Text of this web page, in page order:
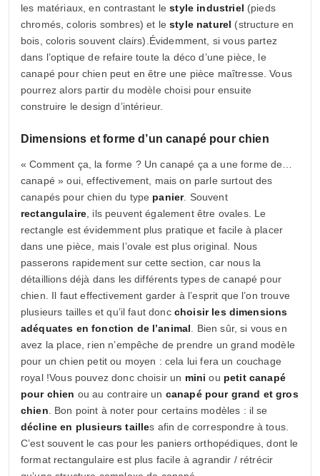
les matériaux, en contrastant lestyle industriel (pieds
chromés, coloris sombres) et lestyle naturel (structure en
bois, coloris souvent clairs).Évidemment, si vous partez
dans l’optique de refaire toute la déco d’une pièce, le
canapé pour chien peut en être une pièce maîtresse. Vous
pourrez alors partir du modèle choisi pour ensuite
construire le design d’intérieur.
Dimensions et forme d’un canapé pour chien
« Comment ça, la forme ? Un canapé ça a une forme de…
canapé » oui, effectivement, mais on parle surtout des
canapés pour chien du type panier. Souvent
rectangulaire, ils peuvent également être ovales. Le
rectangle est évidemment plus pratique et facile à placer
dans une pièce, mais l’ovale est plus original. Nous
passerons rapidement sur cette section, car nous la
détaillions déjà dans les différents types de canapé pour
chien. Il faut effectivement garder à l’esprit que l’on trouve
plusieurs tailles et qu’il faut donc choisir les dimensions
adéquates en fonction de l’animal. Bien sûr, si vous en
avez la place, rien n’empêche de prendre un grand modèle
pour un chien petit ou moyen : cela lui fera un couchage
royal !Vous pouvez donc choisir un miniou petit canapé
pour chien ou au contraire un canapé pour grand et gros
chien. Bon point à noter pour certains modèles : il se
décline en plusieurs tailles afin de correspondre à tous.
C’est souvent le cas pour les paniers orthopédiques, dont le
format rectangulaire est plus facile à agrandir / rétrécir